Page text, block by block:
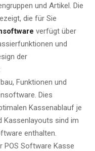
und Artikel. Die
die für Sie
verfügt über
und
der
Funktionen und
Dies
Kassenablauf je
Kassenlayouts sind im
enthalten.
POS Software Kasse